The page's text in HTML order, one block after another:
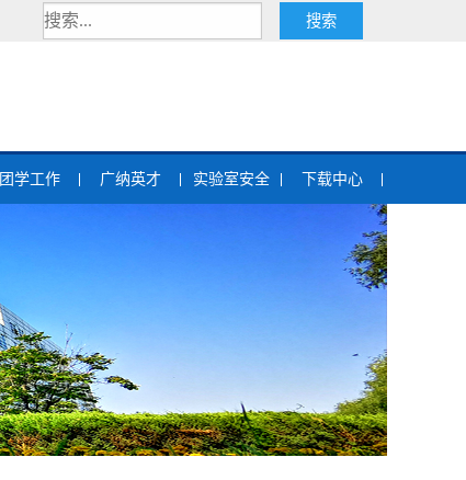
团学工作 广纳英才 实验室安全 下载中心